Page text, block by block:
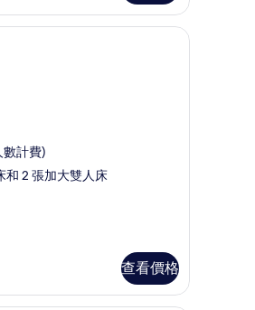
咖啡機/沖茶器、小冰箱、兒童餐椅
數計費)
和 2 張加大雙人床
查看價格